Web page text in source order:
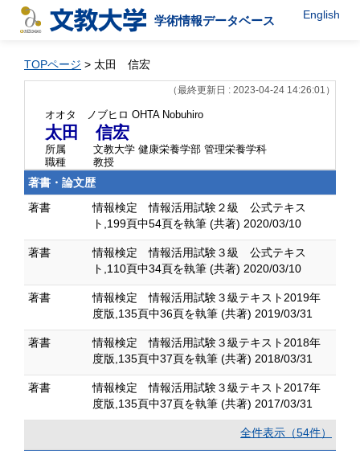
学術情報データベース English
TOPページ > 太田 信宏
（最終更新日 : 2023-04-24 14:26:01）
オオタ ノブヒロ OHTA Nobuhiro
太田 信宏
所属
文教大学 健康栄養学部 管理栄養学科
職種
教授
著書・論文歴
著書
情報検定 情報活用試験２級 公式テキス
ト,199頁中54頁を執筆 (共著) 2020/03/10
著書
情報検定 情報活用試験３級 公式テキス
ト,110頁中34頁を執筆 (共著) 2020/03/10
著書
情報検定 情報活用試験３級テキスト2019年
度版,135頁中36頁を執筆 (共著) 2019/03/31
著書
情報検定 情報活用試験３級テキスト2018年
度版,135頁中37頁を執筆 (共著) 2018/03/31
著書
情報検定 情報活用試験３級テキスト2017年
度版,135頁中37頁を執筆 (共著) 2017/03/31
全件表示（54件）